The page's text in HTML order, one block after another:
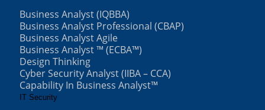
Business Analyst (IQBBA)
Business Analyst Professional (CBAP)
Business Analyst Agile
Business Analyst ™ (ECBA™)
Design Thinking
Cyber Security Analyst (IIBA – CCA)
Capability In Business Analyst™
IT Security